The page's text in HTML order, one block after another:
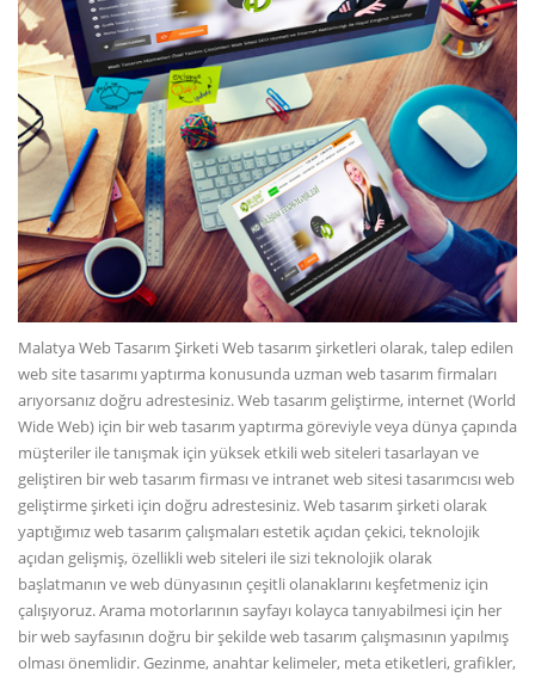
Malatya Web Tasarım Şirketi Web tasarım şirketleri olarak, talep edilen
web site tasarımı yaptırma konusunda uzman web tasarım firmaları
arıyorsanız doğru adrestesiniz. Web tasarım geliştirme, internet (World
Wide Web) için bir web tasarım yaptırma göreviyle veya dünya çapında
müşteriler ile tanışmak için yüksek etkili web siteleri tasarlayan ve
geliştiren bir web tasarım firması ve intranet web sitesi tasarımcısı web
geliştirme şirketi için doğru adrestesiniz. Web tasarım şirketi olarak
yaptığımız web tasarım çalışmaları estetik açıdan çekici, teknolojik
açıdan gelişmiş, özellikli web siteleri ile sizi teknolojik olarak
başlatmanın ve web dünyasının çeşitli olanaklarını keşfetmeniz için
çalışıyoruz. Arama motorlarının sayfayı kolayca tanıyabilmesi için her
bir web sayfasının doğru bir şekilde web tasarım çalışmasının yapılmış
olması önemlidir. Gezinme, anahtar kelimeler, meta etiketleri, grafikler,